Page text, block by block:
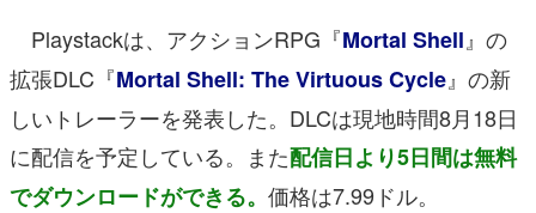
アプリレビュー
その他
電ファミニコゲーマーとは？
Playstackは、アクションRPG『Mortal Shell 』の
拡張DLC『Mortal Shell: The Virtuous Cycle』の新
しいトレーラーを発表した。DLCは現地時間8月18日
に配信を予定している。また配信日より5日間は無料
でダウンロードができる。 価格は7.99ドル。